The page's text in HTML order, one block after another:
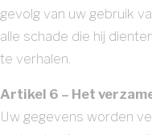
gevolg van uw gebruik
alle schade die hij
te verhalen.
Artikel 6 – Het
Uw gegevens worden